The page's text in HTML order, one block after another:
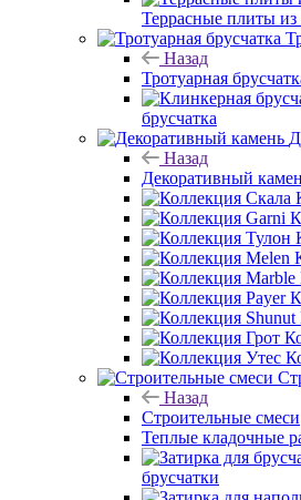
Террасные плиты из
Назад
Тротуарная
брусчатка
Назад
Декоративный
Назад
Строительные смеси
Теплые кладочные
брусчатки